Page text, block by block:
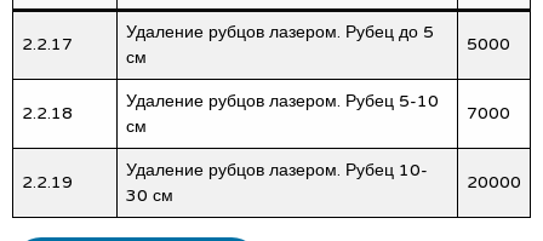
2.2.17
Удаление рубцов лазером. Рубец до 5
см
5000
2.2.18
Удаление рубцов лазером. Рубец 5-10
см
7000
2.2.19
Удаление рубцов лазером. Рубец 10-
30 см
20000